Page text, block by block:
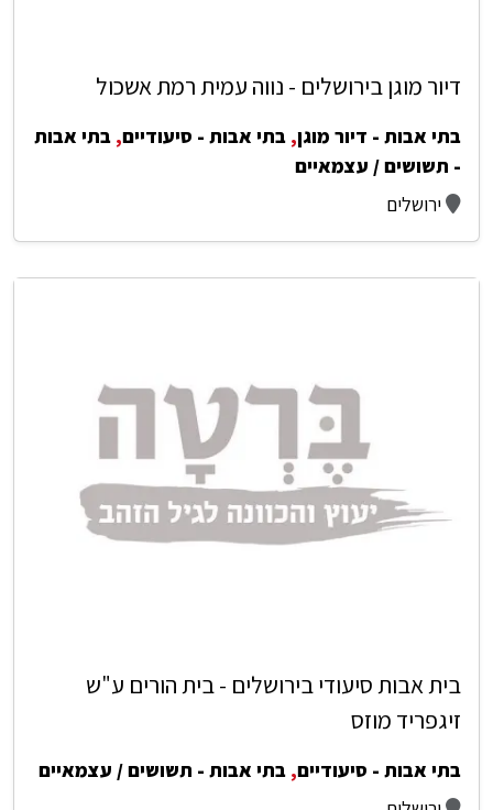
דיור מוגן בירושלים - נווה עמית רמת אשכול
בתי אבות - דיור מוגן, בתי אבות - סיעודיים, בתי אבות
- תשושים / עצמאיים
ירושלים
בית אבות סיעודי בירושלים - בית הורים ע"ש
זיגפריד מוזס
בתי אבות - סיעודיים, בתי אבות - תשושים / עצמאיים